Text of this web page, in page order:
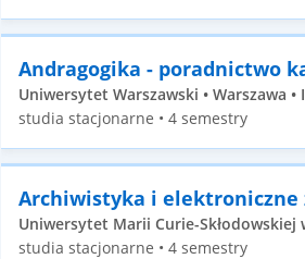
Andragogika - poradnictwo
Uniwersytet Warszawski • Warszawa •
studia stacjonarne • 4 semestry
Archiwistyka i elektroniczne
Uniwersytet Marii Curie-Skłodowskiej
studia stacjonarne • 4 semestry